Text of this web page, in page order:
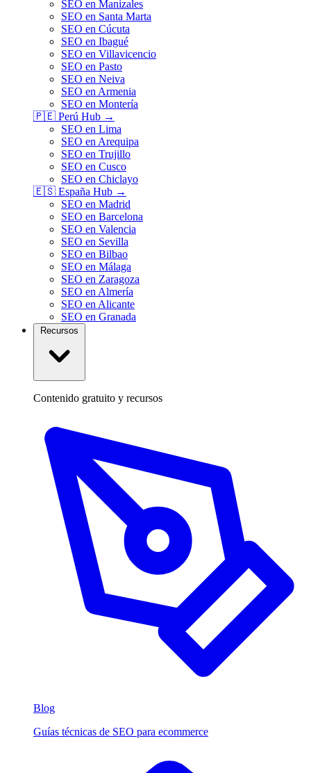
SEO en Manizales
SEO en Santa Marta
SEO en Cúcuta
SEO en Ibagué
SEO en Villavicencio
SEO en Pasto
SEO en Neiva
SEO en Armenia
SEO en Montería
🇵🇪 Perú Hub →
SEO en Lima
SEO en Arequipa
SEO en Trujillo
SEO en Cusco
SEO en Chiclayo
🇪🇸 España Hub →
SEO en Madrid
SEO en Barcelona
SEO en Valencia
SEO en Sevilla
SEO en Bilbao
SEO en Málaga
SEO en Zaragoza
SEO en Almería
SEO en Alicante
SEO en Granada
Contenido gratuito y recursos
Blog
Guías técnicas de SEO para ecommerce